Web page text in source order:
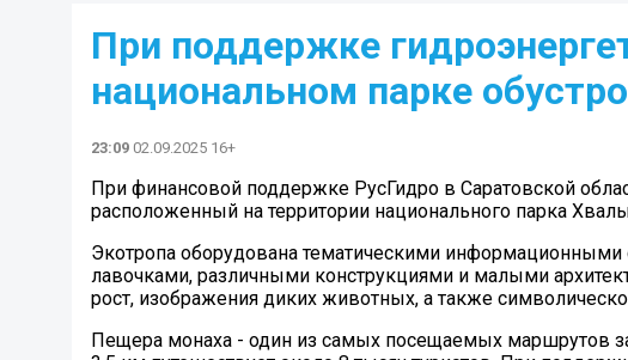
При поддержке
национальном парке
23:09 02.09.2025 16+
При финансовой поддержке РусГидро в Саратовской
расположенный на территории национального парка
Экотропа оборудована тематическими
лавочками, различными конструкциями и малыми
рост, изображения диких животных, а также
Пещера монаха - один из самых посещаемых маршрутов